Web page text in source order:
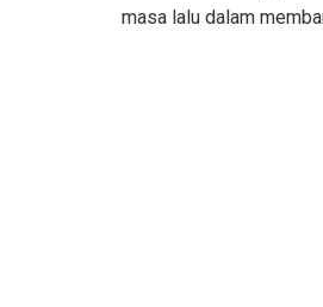
masa lalu dalam